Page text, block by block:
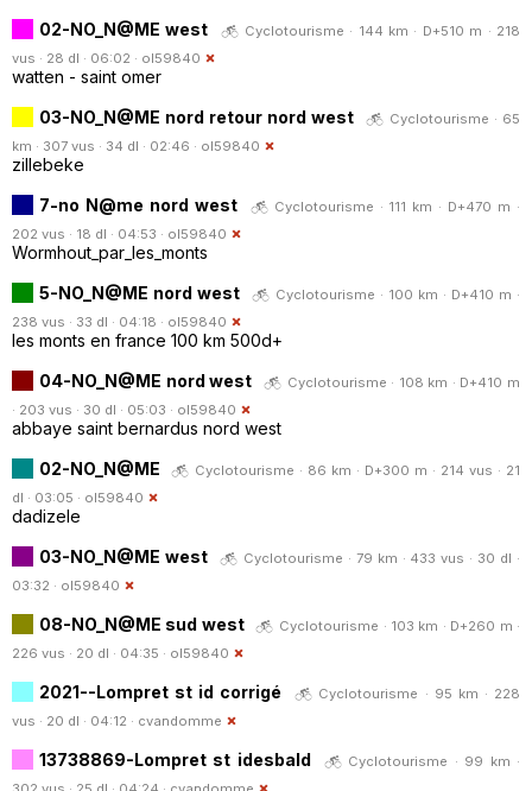
02-NO_N@ME west
Cyclotourisme · 144 km · D+510 m · 218
vus · 28 dl · 06:02 · ol59840
watten - saint omer
03-NO_N@ME nord retour nord west
Cyclotourisme · 65
km · 307 vus · 34 dl · 02:46 · ol59840
zillebeke
7-no N@me nord west
Cyclotourisme · 111 km · D+470 m ·
202 vus · 18 dl · 04:53 · ol59840
Wormhout_par_les_monts
5-NO_N@ME nord west
Cyclotourisme · 100 km · D+410 m ·
238 vus · 33 dl · 04:18 · ol59840
les monts en france 100 km 500d+
04-NO_N@ME nord west
Cyclotourisme · 108 km · D+410 m
· 203 vus · 30 dl · 05:03 · ol59840
abbaye saint bernardus nord west
02-NO_N@ME
Cyclotourisme · 86 km · D+300 m · 214 vus · 21
dl · 03:05 · ol59840
dadizele
03-NO_N@ME west
Cyclotourisme · 79 km · 433 vus · 30 dl ·
03:32 · ol59840
08-NO_N@ME sud west
Cyclotourisme · 103 km · D+260 m ·
226 vus · 20 dl · 04:35 · ol59840
2021--Lompret st id corrigé
Cyclotourisme · 95 km · 228
vus · 20 dl · 04:12 · cvandomme
13738869-Lompret st idesbald
Cyclotourisme · 99 km ·